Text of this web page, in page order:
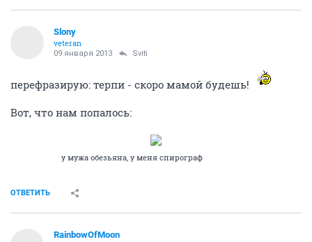
Slony
veteran
09 января 2013 Sviti
перефразирую: терпи - скоро мамой будешь!
Вот, что нам попалось:
у мужа обезьяна, у меня спирограф
ОТВЕТИТЬ
RainbowOfMoon